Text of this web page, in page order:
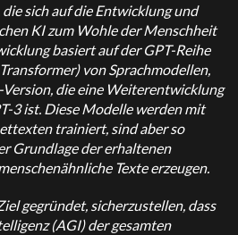
sich auf die Entwicklung und
KI zum Wohle der Menschheit
basiert auf der GPT-Reihe
von Sprachmodellen,
die eine Weiterentwicklung
3 ist. Diese Modelle werden mit
trainiert, sind aber so
Grundlage der erhaltenen
Texte erzeugen.
gegründet, sicherzustellen, dass
(AGI) der gesamten